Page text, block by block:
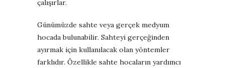
çalışırlar.
Günümüzde sahte veya gerçek medyum
hocada bulunabilir. Sahteyi gerçeğinden
ayırmak için kullanılacak olan yöntemler
farklıdır. Özellikle sahte hocaların yardımcı